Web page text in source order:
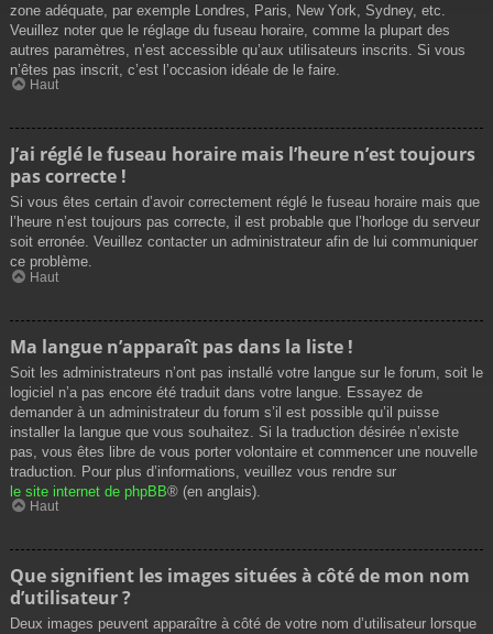
zone adéquate, par exemple Londres, Paris, New York, Sydney, etc.
Veuillez noter que le réglage du fuseau horaire, comme la plupart des
autres paramètres, n’est accessible qu’aux utilisateurs inscrits. Si vous
n’êtes pas inscrit, c’est l’occasion idéale de le faire.
Haut
J’ai réglé le fuseau horaire mais l’heure n’est toujours
pas correcte !
Si vous êtes certain d’avoir correctement réglé le fuseau horaire mais que
l’heure n’est toujours pas correcte, il est probable que l’horloge du serveur
soit erronée. Veuillez contacter un administrateur afin de lui communiquer
ce problème.
Haut
Ma langue n’apparaît pas dans la liste !
Soit les administrateurs n’ont pas installé votre langue sur le forum, soit le
logiciel n’a pas encore été traduit dans votre langue. Essayez de
demander à un administrateur du forum s’il est possible qu’il puisse
installer la langue que vous souhaitez. Si la traduction désirée n’existe
pas, vous êtes libre de vous porter volontaire et commencer une nouvelle
traduction. Pour plus d’informations, veuillez vous rendre sur
le site internet de phpBB® (en anglais).
Haut
Que signifient les images situées à côté de mon nom
d’utilisateur ?
Deux images peuvent apparaître à côté de votre nom d’utilisateur lorsque